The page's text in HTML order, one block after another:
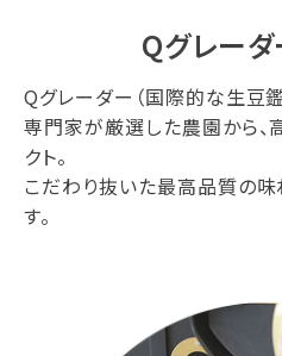
Qグレー
Qグレーダー（国際的な生豆
専門家が厳選した農園から
クト。
こだわり抜いた最高品質の
す。